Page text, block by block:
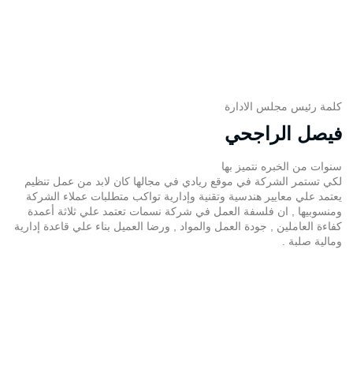
كلمة رئيس مجلس الادارة
فيصل الراجحي
سنوات من الخبره نتميز بها
لكي تستمر الشركة في موقع ريادي في مجالها كان لابد من عمل تنظيم
يعتمد علي معايير هندسية وتقنية وإدارية تواكب متطلبات عملاء الشركة
ومنسوبيها , ان فلسفة العمل في شركة نسمات تعتمد علي ثلاثة أعمدة
كفاءة العاملين , جودة العمل والمواد , ورضا العميل بناء علي قاعدة إدارية
ومالية صلبة .